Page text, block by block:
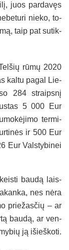
juos par­da­vęs
nie­ko, to­
taip pat su­tik­
rū­mų 2020
kal­tu pa­gal Lie­
284 straips­nį
5 000 Eur
ter­mi­
ir 500 Eur
Eur Vals­ty­bi­nei
bau­dą lais­
nes nė­ra
prie­žas­čių – ar
bau­dą, ar ven­
ją išieš­ko­ti.